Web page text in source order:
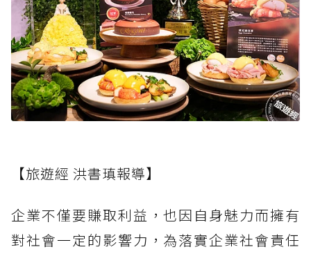
【旅遊經 洪書瑱報導】
企業不僅要賺取利益，也因自身魅力而擁有
對社會一定的影響力，為落實企業社會責任